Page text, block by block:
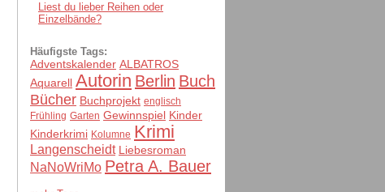
Liest du lieber Reihen oder
Einzelbände?
Häufigste Tags:
Adventskalender ALBATROS
Aquarell Autorin Berlin Buch
Bücher Buchprojekt englisch
Frühling Garten Gewinnspiel Kinder
Kinderkrimi Kolumne Krimi
Langenscheidt Liebesroman
NaNoWriMo Petra A. Bauer